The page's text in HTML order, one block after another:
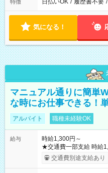
特徴 日払いOK / 履歴書不要 /
気になる！
マニュアル通りに簡単
な時にお仕事できる！
アルバイト 職種未経験OK
給与
時給1,300円～
★交通費一部支給 時給
※勤務回数により昇給
り！】 希望される場合
交通費別途支給あり